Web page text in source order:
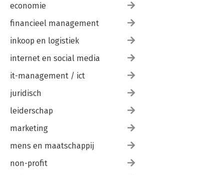
economie
financieel management
inkoop en logistiek
internet en social media
it-management / ict
juridisch
leiderschap
marketing
mens en maatschappij
non-profit